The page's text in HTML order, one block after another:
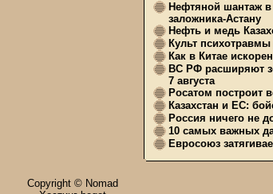
Нефтяной шантаж
заложника-Астану
Нефть и медь
Культ
Как в Китае
ВС РФ расширяют
7 августа
Росатом построит
Казахстан и ЕС:
Россия ничего не
10 самых важных
Евросоюз
Copyright © Nomad